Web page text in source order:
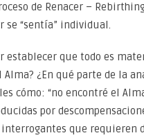
de Renacer –
se “sentía” individual.
establecer que todo es
¿En qué parte de la
cómo: “no encontré el
por
que requieren